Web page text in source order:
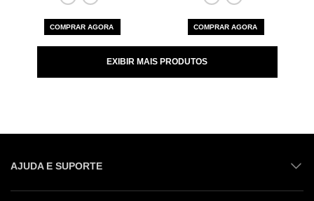
COMPRAR AGORA COMPRAR AGORA
EXIBIR MAIS PRODUTOS
AJUDA E SUPORTE